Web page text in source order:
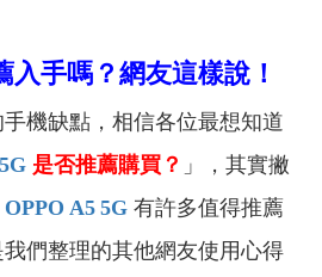
入手嗎？網友這樣說！
缺點，相信各位最想知道
是否推薦購買？ 」，其實撇
OPPO A5 5G 有許多值得推薦
們整理的其他網友使用心得